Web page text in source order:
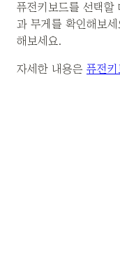
퓨전키보드를 선택할
과 무게를 확인해보
해보세요.
자세한 내용은 퓨전키